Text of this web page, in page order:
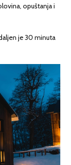
opuštanja i
je 30 minuta